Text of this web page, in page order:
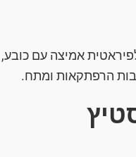
אמיצה עם כובע,
הרפתקאות ומתח.